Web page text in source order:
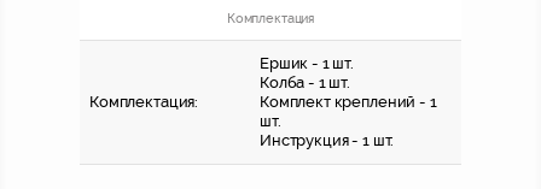
Комплектация
Комплектация:
Ершик - 1 шт.
Колба - 1 шт.
Комплект креплений - 1
шт.
Инструкция - 1 шт.